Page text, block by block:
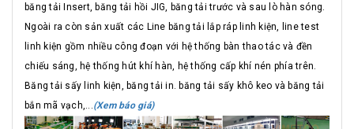
băng tải Insert, băng tải hồi JIG, băng tải trước và sau lò hàn sóng.
Ngoài ra còn sản xuất các Line băng tải lắp ráp linh kiện, line test
linh kiện gồm nhiều công đoạn với hệ thống bàn thao tác và đền
chiếu sáng, hệ thống hút khí hàn, hệ thống cấp khí nén phía trên.
Băng tải sấy linh kiện, băng tải in. băng tải sấy khô keo và băng tải
bắn mã vạch,... (Xem báo giá)